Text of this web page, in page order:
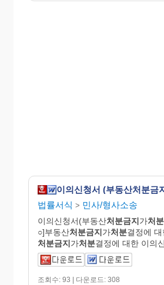
이의신청서 (부동산처분금
법률서식 > 민사/형사소송
이의신청서(부동산처분금지가처분
○]부동산처분금지가처분결정에
처분금지가처분결정에 대한 이의
조회수: 93 | 다운로드: 308